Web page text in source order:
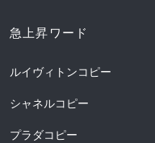
急上昇ワード
ルイヴィトンコピー
シャネルコピー
プラダコピー